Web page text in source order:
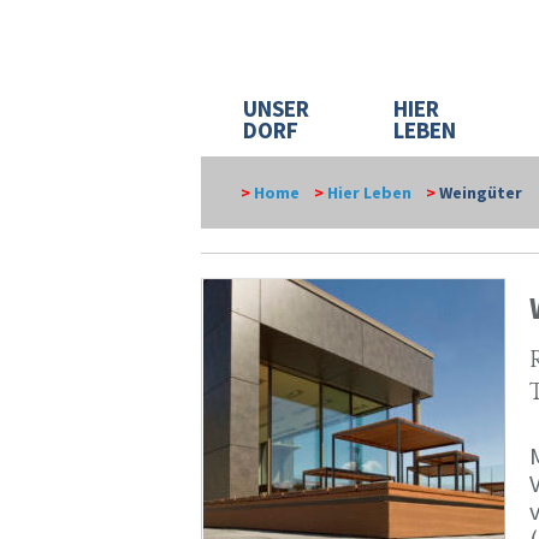
UNSER
DORF
HIER
LEBEN
> Home > Hier Leben >Weingüter